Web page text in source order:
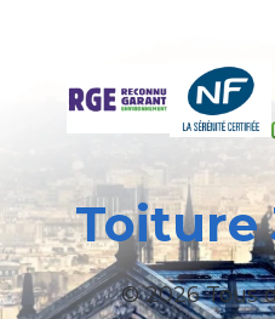
Toiture
© 2026 Tous